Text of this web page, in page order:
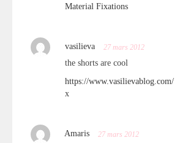
Material Fixations
vasilieva 27 mars 2012
the shorts are cool
https://www.vasilievablog.com/
x
Amaris 27 mars 2012